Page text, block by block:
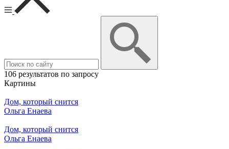
106 результатов по запросу
Картины
Дом, который снится
Ольга Енаева
Дом, который снится
Ольга Енаева